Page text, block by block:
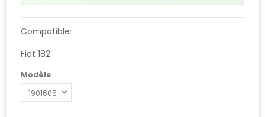
Compatible:
Fiat 182
Modèle